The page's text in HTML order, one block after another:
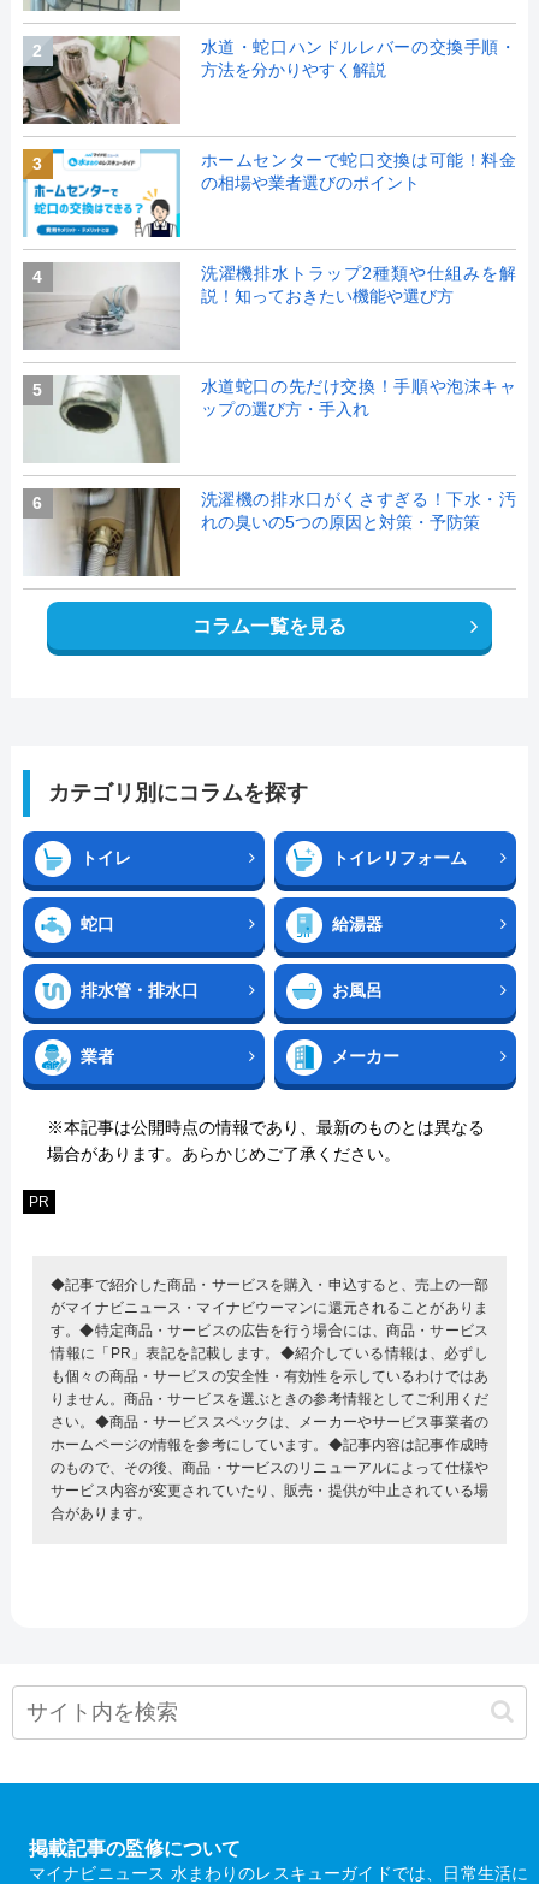
2
水道・蛇口ハンドルレバーの交換手順・
方法を分かりやすく解説
3
ホームセンターで蛇口交換は可能！料金
の相場や業者選びのポイント
4
洗濯機排水トラップ2種類や仕組みを解
説！知っておきたい機能や選び方
5
水道蛇口の先だけ交換！手順や泡沫キャ
ップの選び方・手入れ
6
洗濯機の排水口がくさすぎる！下水・汚
れの臭いの5つの原因と対策・予防策
コラム一覧を見る
カテゴリ別にコラムを探す
トイレ トイレリフォーム
蛇口 給湯器
排水管・排水口 お風呂
業者 メーカー
※本記事は公開時点の情報であり、最新のものとは異なる
場合があります。あらかじめご了承ください。
PR
◆記事で紹介した商品・サービスを購入・申込すると、売上の一部
がマイナビニュース・マイナビウーマンに還元されることがありま
す。◆特定商品・サービスの広告を行う場合には、商品・サービス
情報に「PR」表記を記載します。◆紹介している情報は、必ずし
も個々の商品・サービスの安全性・有効性を示しているわけではあ
りません。商品・サービスを選ぶときの参考情報としてご利用くだ
さい。◆商品・サービススペックは、メーカーやサービス事業者の
ホームページの情報を参考にしています。◆記事内容は記事作成時
のもので、その後、商品・サービスのリニューアルによって仕様や
サービス内容が変更されていたり、販売・提供が中止されている場
合があります。
掲載記事の監修について
マイナビニュース 水まわりのレスキューガイドでは、日常生活に